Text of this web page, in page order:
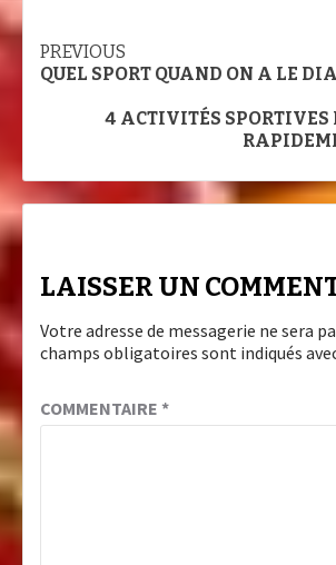
Continue
PREVIOUS
QUEL SPORT QUAND ON A LE
4 ACTIVITÉS SPORTIVES
LAISSER UN
Votre adresse de messagerie ne sera
champs obligatoires sont indiqués
COMMENTAIRE *